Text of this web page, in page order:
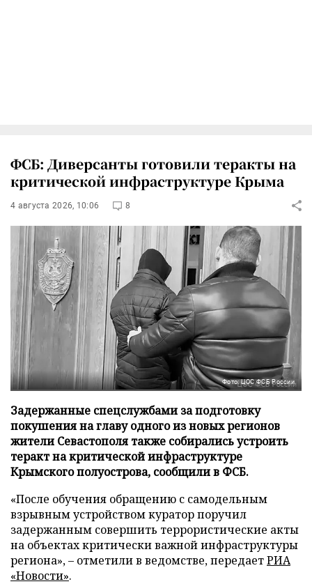
ФСБ: Диверсанты готовили теракты на
критической инфраструктуре Крыма
4 августа 2026, 10:06 8
Фото: ЦОС ФСБ России
Задержанные спецслужбами за подготовку
покушения на главу одного из новых регионов
жители Севастополя также собирались устроить
теракт на критической инфраструктуре
Крымского полуострова, сообщили в ФСБ.
«После обучения обращению с самодельным
взрывным устройством куратор поручил
задержанным совершить террористические акты
на объектах критически важной инфраструктуры
региона», – отметили в ведомстве, передаетРИА
«Новости».